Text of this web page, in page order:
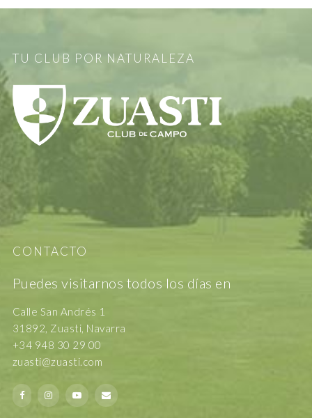
TU CLUB POR NATURALEZA
CONTACTO
Puedes visitarnos todos los días en
Calle San Andrés 1
31892, Zuasti, Navarra
+34 948 30 29 00
zuasti@zuasti.com